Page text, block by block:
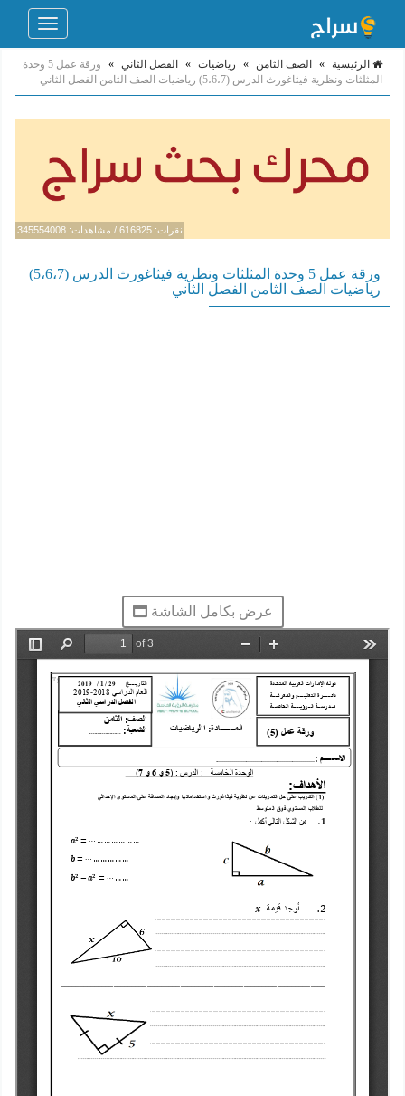
Toggle
الرئيسية » الصف الثامن » رياضيات » الفصل الثاني »
ورقة عمل 5 وحدة
المثلثات ونظرية فيثاغورث الدرس (5،6،7) رياضيات الصف الثامن الفصل الثاني
نقرات: 616825 / مشاهدات: 345554008
ورقة عمل 5 وحدة المثلثات ونظرية فيثاغورث الدرس (5،6،7)
رياضيات الصف الثامن الفصل الثاني
عرض بكامل الشاشة